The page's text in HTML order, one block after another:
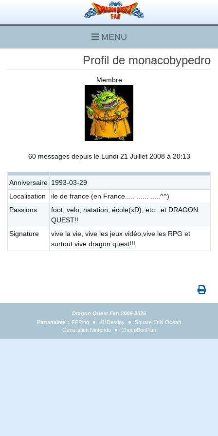
MENU
Profil de monacobypedro
Membre
60 messages depuis le Lundi 21 Juillet 2008 à 20:13
Anniversaire 1993-03-29
Localisation
ile de france (en France..... ...... .....^^)
Passions
foot, velo, natation, école(xD), etc...et DRAGON
QUEST!!
Signature
vive la vie, vive les jeux vidéo,vive les RPG et
surtout vive dragon quest!!!
Dragon Quest Fan 2006-2026
Partenaires : FFRing KHDestiny
Square Enix Ocean
Generation Nintendo
ChocoBonPlan